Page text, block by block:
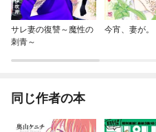
サレ妻の復讐～魔性の
刺青～
今宵、妻が。
同じ作者の本